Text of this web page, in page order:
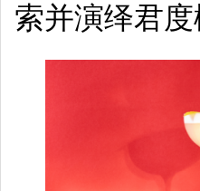
索并演绎君